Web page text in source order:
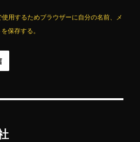
用するためブラウザーに自分の名前、メ
保存する。